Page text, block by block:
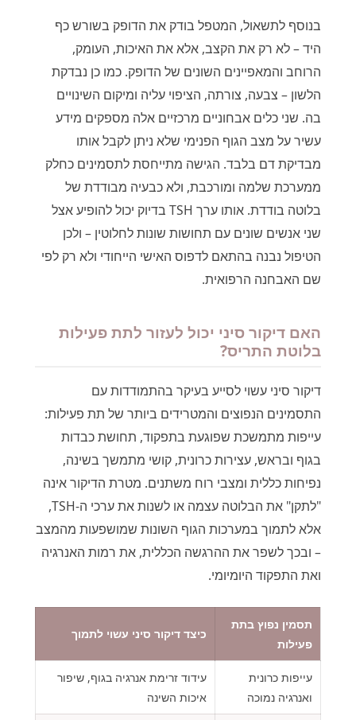
בנוסף לתשאול, המטפל בודק את הדופק בשורש כף
היד – לא רק את הקצב, אלא את האיכות, העומק,
הרוחב והמאפיינים השונים של הדופק. כמו כן נבדקת
הלשון – צבעה, צורתה, הציפוי עליה ומיקום השינויים
בה. שני כלים אבחוניים מרכזיים אלה מספקים מידע
עשיר על מצב הגוף הפנימי שלא ניתן לקבל אותו
מבדיקת דם בלבד. הגישה מתייחסת לתסמינים כחלק
ממערכת שלמה ומורכבת, ולא כבעיה מבודדת של
בלוטה בודדת. אותו ערך TSH בדיוק יכול להופיע אצל
שני אנשים שונים עם תחושות שונות לחלוטין – ולכן
הטיפול נבנה בהתאם לדפוס האישי הייחודי ולא רק לפי
שם האבחנה הרפואית.
האם דיקור סיני יכול לעזור לתת פעילות
בלוטת התריס?
דיקור סיני עשוי לסייע בעיקר בהתמודדות עם
התסמינים הנפוצים והמטרידים ביותר של תת פעילות:
עייפות מתמשכת שפוגעת בתפקוד, תחושת כבדות
בגוף ובראש, עצירות כרונית, קושי מתמשך בשינה,
נפיחות כללית ומצבי רוח משתנים. מטרת הדיקור אינה
"לתקן" את הבלוטה עצמה או לשנות את ערכי ה-TSH,
אלא לתמוך במערכות הגוף השונות שמושפעות מהמצב
– ובכך לשפר את ההרגשה הכללית, את רמות האנרגיה
ואת התפקוד היומיומי.
תסמין נפוץ בתת
פעילות
כיצד דיקור סיני עשוי לתמוך
עייפות כרונית
ואנרגיה נמוכה
עידוד זרימת אנרגיה בגוף, שיפור
איכות השינה